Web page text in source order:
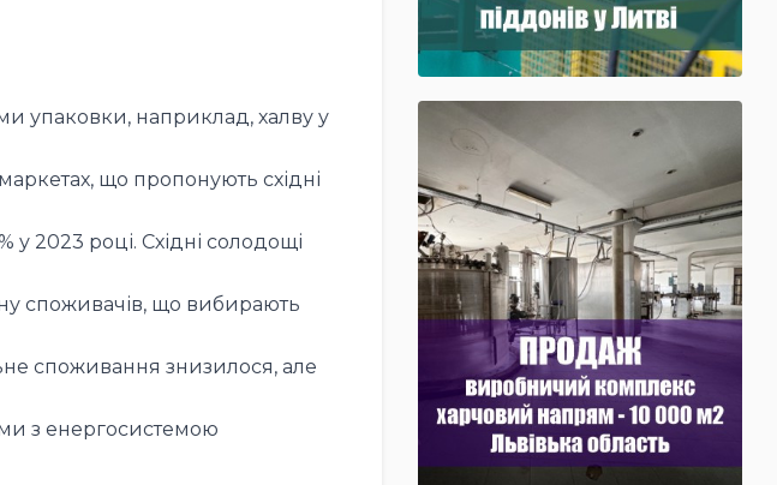
упаковки, наприклад, халву у
що пропонують східні
2023 році. Східні солодощі
споживачів, що вибирають
споживання знизилося, але
з енергосистемою